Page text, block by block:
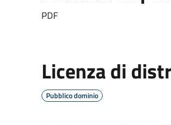
PDF
Licenza di
Pubblico dominio